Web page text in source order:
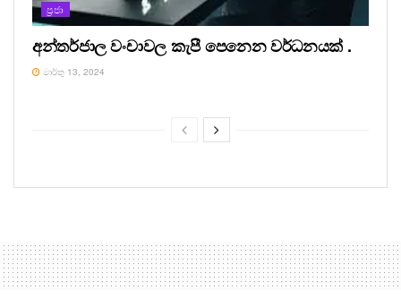
ප්‍රජා
අන්තර්ජාල වංචාවල කැපී පෙනෙන වර්ධනයක් .
මාර්තු 13, 2024